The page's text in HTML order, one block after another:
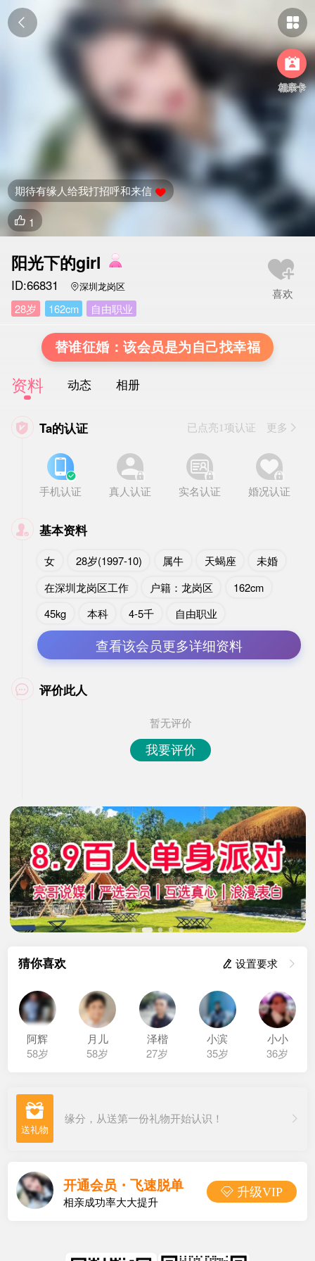
 

相亲卡
 1
期待有缘人给我打招呼和来信 
阳光下的girl
ID:66831 深圳龙岗区
28岁 162cm 自由职业
替谁征婚：该会员是为自己找幸福
资料 动态 相册
 Ta的认证 已点亮1项认证 更多


手机认证


真人认证


实名认证


婚况认证
 基本资料
女 28岁(1997-10) 属牛 天蝎座
未婚
在深圳龙岗区工作
户籍：龙岗区
162cm
45kg
本科 4-5千 自由职业
查看该会员更多详细资料
 评价此人
暂无评价
我要评价
猜你喜欢  设置要求
阿辉
58岁
月儿
58岁
泽楷
27岁
小滨
35岁
小小
36岁
 缘分，从送第一份礼物开始认识！
开通会员・飞速脱单
相亲成功率大大提升
 升级VIP